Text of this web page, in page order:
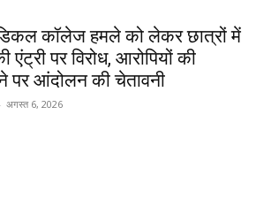
कॉलेज हमले को लेकर छात्रों में
एंट्री पर विरोध, आरोपियों की
पर आंदोलन की चेतावनी
- अगस्त 6, 2026